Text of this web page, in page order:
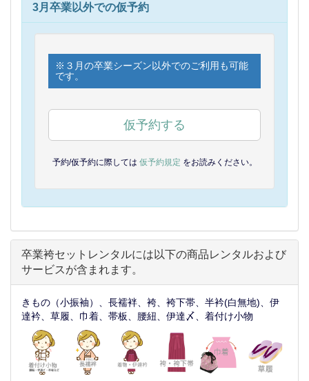
3月卒業以外での仮予約
※３月の卒業シーズン以外でのご利用も可能
です。
仮予約する
予約/仮予約に際しては 仮予約規定 をお読みください。
卒業袴セットレンタルには以下の商品レンタルおよび
サービスが含まれます。
きもの（小振袖）、長襦袢、袴、袴下帯、半衿(白無地)、伊
達衿、草履、巾着、帯板、腰紐、伊達〆、着付け小物